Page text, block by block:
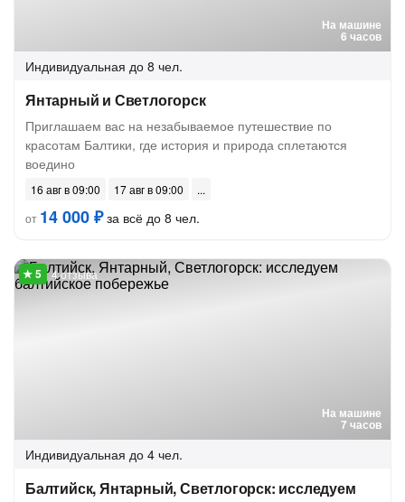
На машине
6 часов
Индивидуальная до 8 чел.
Янтарный и Светлогорск
Приглашаем вас на незабываемое путешествие по
красотам Балтики, где история и природа сплетаются
воедино
16 авг в 09:00
17 авг в 09:00
от 14 000 ₽за всё до 8 чел.
На машине
7 часов
4 отзыва
Индивидуальная до 4 чел.
Балтийск, Янтарный, Светлогорск: исследуем